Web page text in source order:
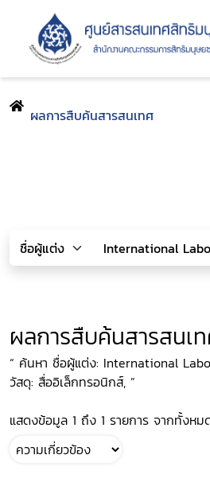
ผลการสืบค้นสารสนเทศ
ผลการสืบค้นสารสนเ
“ ค้นหา ชื่อผู้แต่ง: International
วัสดุ: สื่ออิเล็กทรอนิกส์, ”
แสดงข้อมูล 1 ถึง 1 รายการ จากทั้งหม